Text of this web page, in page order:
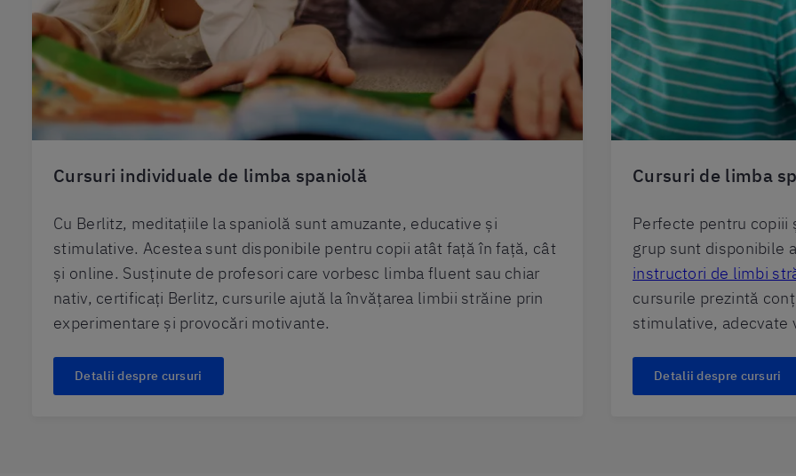
Cursuri individuale de limba spaniolă
Cu Berlitz, meditațiile la spaniolă sunt amuzante, educative și
stimulative. Acestea sunt disponibile pentru copii atât față în față, cât
și online. Susținute de profesori care vorbesc limba fluent sau chiar
nativ, certificați Berlitz, cursurile ajută la învățarea limbii străine prin
experimentare și provocări motivante.
Detalii despre cursuri
Cursuri de limba
Perfecte pentru copiii
grup sunt disponibile
instructori de limbi
cursurile prezintă
stimulative, adecvate
Detalii despre cursuri